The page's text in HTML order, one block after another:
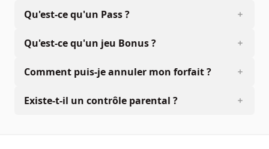
Qu'est-ce qu'un Pass ?
Qu'est-ce qu'un jeu Bonus ?
Comment puis-je annuler mon forfait ?
Existe-t-il un contrôle parental ?